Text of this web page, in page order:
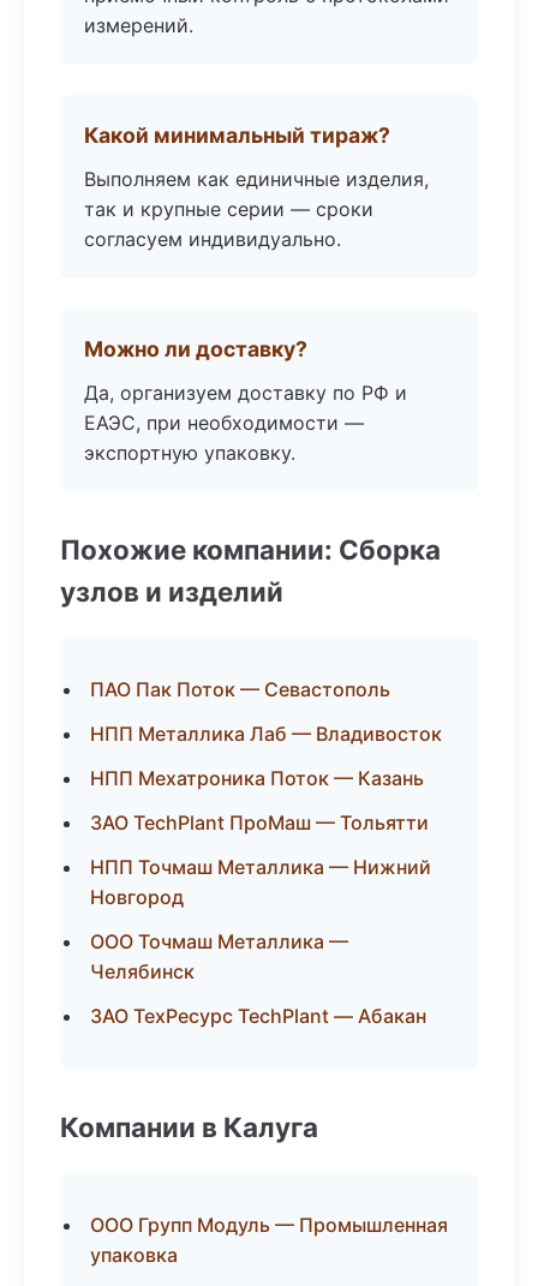
измерений.
Какой минимальный тираж?
Выполняем как единичные изделия,
так и крупные серии — сроки
согласуем индивидуально.
Можно ли доставку?
Да, организуем доставку по РФ и
ЕАЭС, при необходимости —
экспортную упаковку.
Похожие компании: Сборка
узлов и изделий
ПАО Пак Поток — Севастополь
НПП Металлика Лаб — Владивосток
НПП Мехатроника Поток — Казань
ЗАО TechPlant ПроМаш — Тольятти
НПП Точмаш Металлика — Нижний
Новгород
ООО Точмаш Металлика —
Челябинск
ЗАО ТехРесурс TechPlant — Абакан
Компании в Калуга
ООО Групп Модуль — Промышленная
упаковка